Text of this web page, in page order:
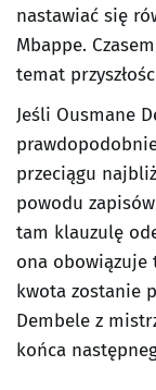
nastawiać się
Mbappe.
temat
Jeśli Ousmane
przeciągu
powodu
tam klauzulę
ona
kwota zostanie
Dembele z
końca